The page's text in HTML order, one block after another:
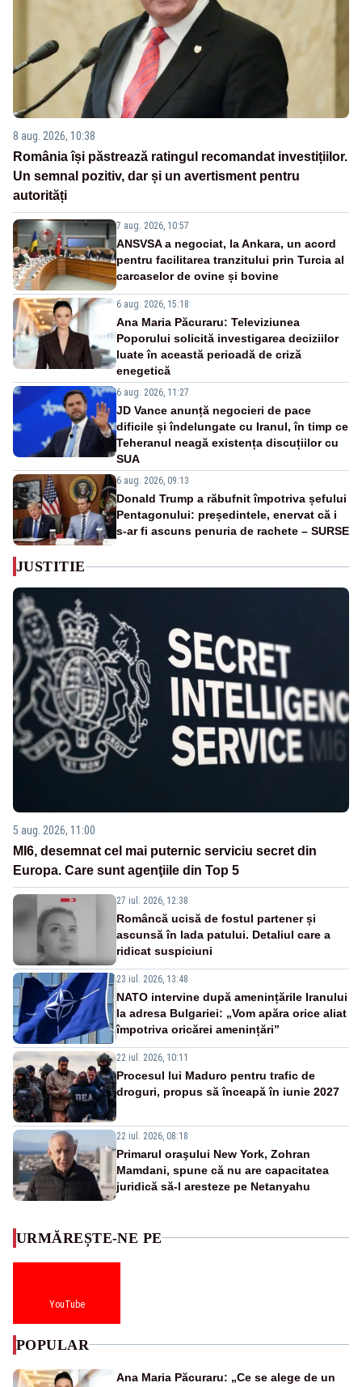
8 aug. 2026, 10:38
România își păstrează ratingul recomandat investițiilor.
Un semnal pozitiv, dar și un avertisment pentru
autorități
7 aug. 2026, 10:57
ANSVSA a negociat, la Ankara, un acord
pentru facilitarea tranzitului prin Turcia al
carcaselor de ovine și bovine
6 aug. 2026, 15:18
Ana Maria Păcuraru: Televiziunea
Poporului solicită investigarea deciziilor
luate în această perioadă de criză
enegetică
6 aug. 2026, 11:27
JD Vance anunță negocieri de pace
dificile și îndelungate cu Iranul, în timp ce
Teheranul neagă existența discuțiilor cu
SUA
6 aug. 2026, 09:13
Donald Trump a răbufnit împotriva șefului
Pentagonului: președintele, enervat că i
s-ar fi ascuns penuria de rachete – SURSE
JUSTITIE
5 aug. 2026, 11:00
MI6, desemnat cel mai puternic serviciu secret din
Europa. Care sunt agenţiile din Top 5
27 iul. 2026, 12:38
Româncă ucisă de fostul partener și
ascunsă în lada patului. Detaliul care a
ridicat suspiciuni
23 iul. 2026, 13:48
NATO intervine după amenințările Iranului
la adresa Bulgariei: „Vom apăra orice aliat
împotriva oricărei amenințări”
22 iul. 2026, 10:11
Procesul lui Maduro pentru trafic de
droguri, propus să înceapă în iunie 2027
22 iul. 2026, 08:18
Primarul oraşului New York, Zohran
Mamdani, spune că nu are capacitatea
juridică să-l aresteze pe Netanyahu
URMĂREȘTE-NE PE
YouTube
POPULAR
Ana Maria Păcuraru: „Ce se alege de un